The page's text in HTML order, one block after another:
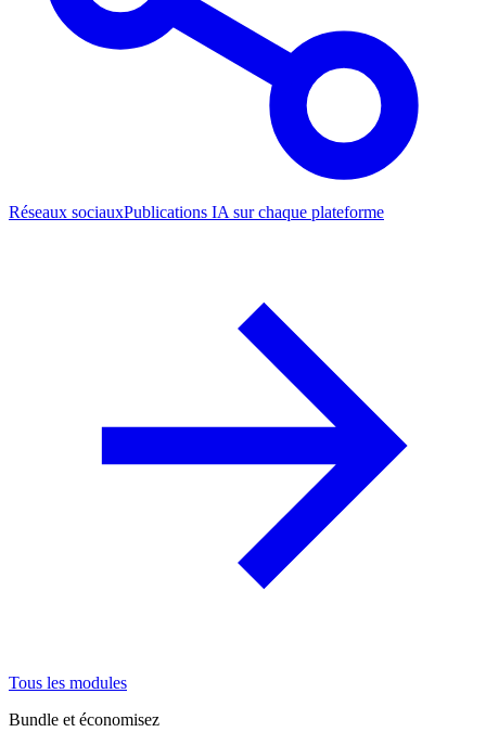
Réseaux sociauxPublications IA sur chaque plateforme
Tous les modules
Bundle et économisez